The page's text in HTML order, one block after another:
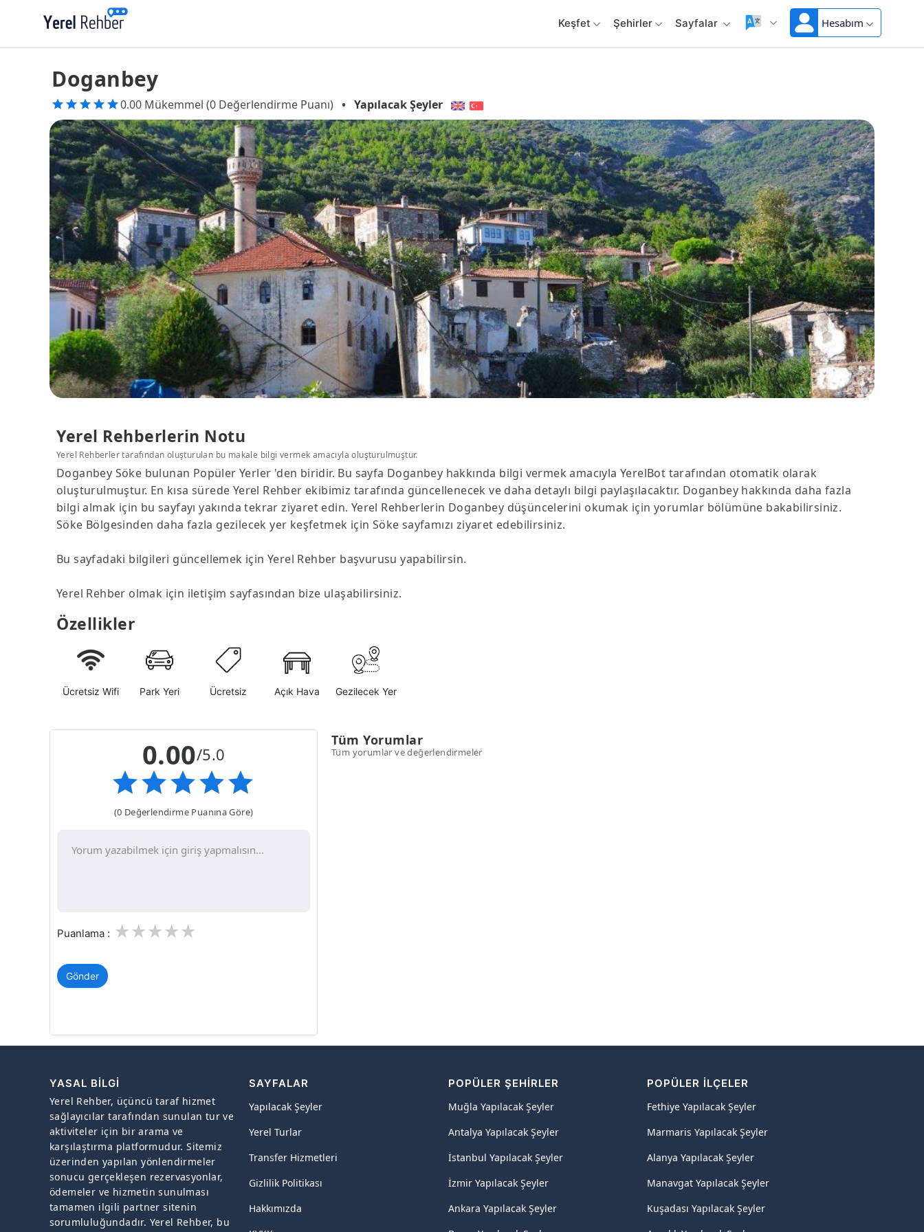
Keşfet Şehirler Sayfalar Hesabım
Doganbey
0.00 Mükemmel (0 Değerlendirme Puanı) • Yapılacak Şeyler
Yerel Rehberlerin Notu
Yerel Rehberler tarafından oluşturulan bu makale bilgi vermek amacıyla oluşturulmuştur.
Doganbey Söke bulunan Popüler Yerler 'den biridir. Bu sayfa Doganbey hakkında bilgi vermek amacıyla YerelBot tarafından otomatik olarak
oluşturulmuştur. En kısa sürede Yerel Rehber ekibimiz tarafında güncellenecek ve daha detaylı bilgi paylaşılacaktır. Doganbey hakkında daha fazla
bilgi almak için bu sayfayı yakında tekrar ziyaret edin. Yerel Rehberlerin Doganbey düşüncelerini okumak için yorumlar bölümüne bakabilirsiniz.
Söke Bölgesinden daha fazla gezilecek yer keşfetmek için Söke sayfamızı ziyaret edebilirsiniz.
Bu sayfadaki bilgileri güncellemek için Yerel Rehber başvurusu yapabilirsin.
Yerel Rehber olmak için iletişim sayfasından bize ulaşabilirsiniz.
Özellikler
Ücretsiz Wifi Park Yeri Ücretsiz Açık Hava Gezilecek Yer
0.00/5.0
(0 Değerlendirme Puanına Göre)
Puanlama : 3
2
1
Gönder
Tüm Yorumlar
Tüm yorumlar ve değerlendirmeler
YASAL BILGI
Yerel Rehber, üçüncü taraf hizmet
sağlayıcılar tarafından sunulan tur ve
aktiviteler için bir arama ve
karşılaştırma platformudur. Sitemiz
üzerinden yapılan yönlendirmeler
sonucu gerçekleşen rezervasyonlar,
ödemeler ve hizmetin sunulması
tamamen ilgili partner sitenin
sorumluluğundadır. Yerel Rehber, bu
SAYFALAR
Yapılacak Şeyler
Yerel Turlar
Transfer Hizmetleri
Gizlilik Politikası
Hakkımızda
POPÜLER ŞEHIRLER
Muğla Yapılacak Şeyler
Antalya Yapılacak Şeyler
İstanbul Yapılacak Şeyler
İzmir Yapılacak Şeyler
Ankara Yapılacak Şeyler
POPÜLER İLÇELER
Fethiye Yapılacak Şeyler
Marmaris Yapılacak Şeyler
Alanya Yapılacak Şeyler
Manavgat Yapılacak Şeyler
Kuşadası Yapılacak Şeyler